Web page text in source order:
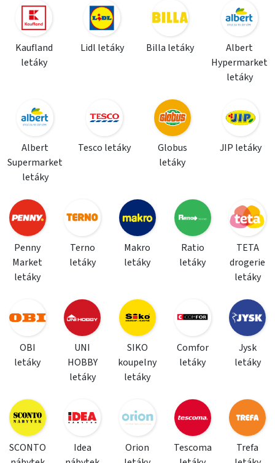
Kaufland
letáky
Lidl letáky Billa letáky
Albert
Hypermarket
letáky
Albert
Supermarket
letáky
Tesco letáky
Globus
letáky
JIP letáky
Penny
Market
letáky
Terno
letáky
Makro
letáky
Ratio
letáky
TETA
drogerie
letáky
OBI
letáky
UNI
HOBBY
letáky
SIKO
koupelny
letáky
Comfor
letáky
Jysk
letáky
SCONTO
Idea
Orion
Tescoma
Trefa